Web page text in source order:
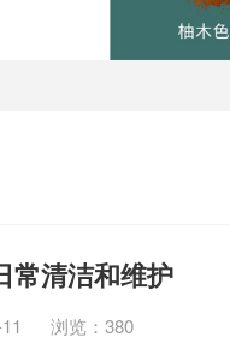
常清洁和维护
11 浏览：380